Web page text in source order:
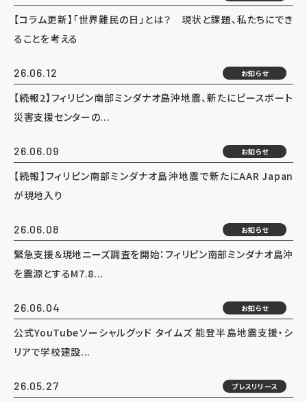
【コラム更新】「世界難民の日」とは？ 現状と課題、私たちにでき
ることを考える
26.06.12 お知らせ
【続報2】フィリピン南部ミンダナオ島沖地震、新たにピースボート
災害支援センターの...
26.06.09 お知らせ
【続報】フィリピン南部ミンダナオ島沖地震で新たにAAR Japan
が現地入り
26.06.08 お知らせ
緊急支援＆現地ニーズ調査を開始：フィリピン南部ミンダナオ島沖
を震源とするM7.8...
26.06.04 お知らせ
公式YouTubeソーシャルグッド タイムズ 能登半島地震支援・シ
リアで学校建設...
26.05.27 プレスリリース